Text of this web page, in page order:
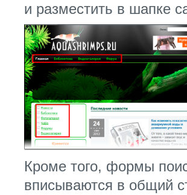
и разместить в шапке
Кроме того, формы
вписываются в общий